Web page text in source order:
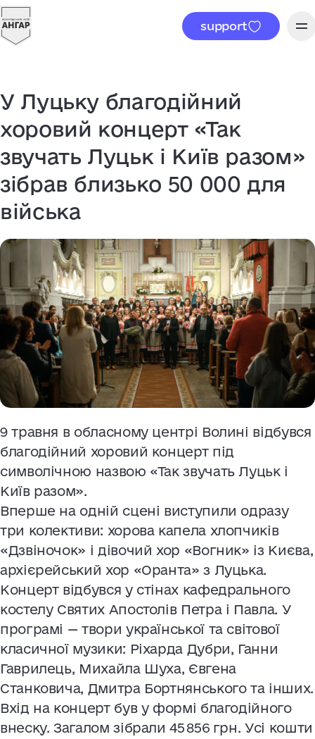
support
У Луцьку благодійний
хоровий концерт «Так
звучать Луцьк і Київ разом»
зібрав близько 50 000 для
війська
9 травня в обласному центрі Волині відбувся
благодійний хоровий концерт під
символічною назвою «Так звучать Луцьк і
Київ разом».
Вперше на одній сцені виступили одразу
три колективи: хорова капела хлопчиків
«Дзвіночок» і дівочий хор «Вогник» із Києва,
архієрейський хор «Оранта» з Луцька.
Концерт відбувся у стінах кафедрального
костелу Святих Апостолів Петра і Павла. У
програмі — твори української та світової
класичної музики: Ріхарда Дубри, Ганни
Гаврилець, Михайла Шуха, Євгена
Станковича, Дмитра Бортнянського та інших.
Вхід на концерт був у формі благодійного
внеску. Загалом зібрали 45 856 грн. Усі кошти